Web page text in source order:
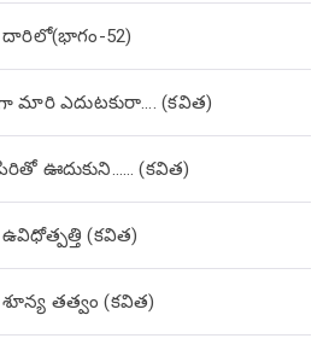
దారిలో(భాగం-52)
మారి ఎదుటకురా…. (కవిత)
ఊదుకుని…… (కవిత)
ఉవిధోత్పత్తి (కవిత)
శూన్య తత్వం (కవిత)